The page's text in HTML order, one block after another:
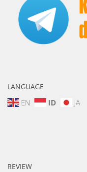
LANGUAGE
EN ID JA
REVIEW